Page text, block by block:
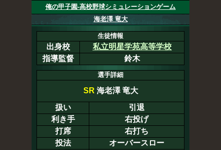
俺の甲子園-高校野球シミュレーションゲーム
海老澤 竜大
生徒情報
出身校
私立明星学苑高等学校
指導監督
鈴木
選手詳細
SR 海老澤 竜大
扱い
引退
利き手
右投げ
打席
右打ち
投法
オーバースロー